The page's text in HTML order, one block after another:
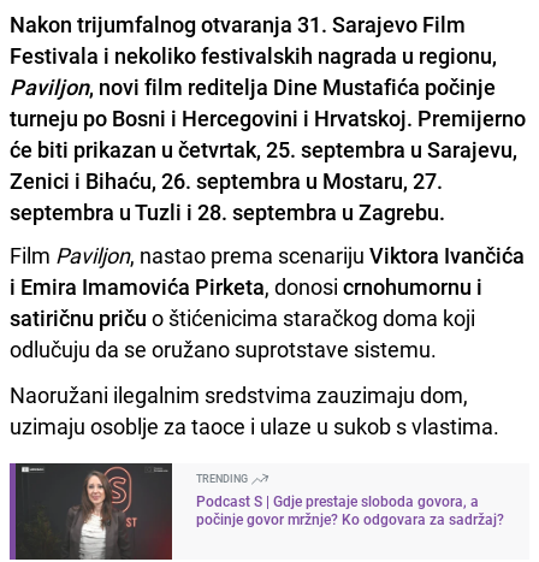
Nakon trijumfalnog otvaranja 31. Sarajevo Film
Festivala i nekoliko festivalskih nagrada u regionu,
Paviljon, novi film reditelja Dine Mustafića počinje
turneju po Bosni i Hercegovini i Hrvatskoj. Premijerno
će biti prikazan u četvrtak, 25. septembra u Sarajevu,
Zenici i Bihaću, 26. septembra u Mostaru, 27.
septembra u Tuzli i 28. septembra u Zagrebu.
Film Paviljon, nastao prema scenariju Viktora Ivančića
i Emira Imamovića Pirketa, donosi crnohumornu i
satiričnu priču o štićenicima staračkog doma koji
odlučuju da se oružano suprotstave sistemu.
Naoružani ilegalnim sredstvima zauzimaju dom,
uzimaju osoblje za taoce i ulaze u sukob s vlastima.
TRENDING
Podcast S | Gdje prestaje sloboda govora, a
počinje govor mržnje? Ko odgovara za sadržaj?